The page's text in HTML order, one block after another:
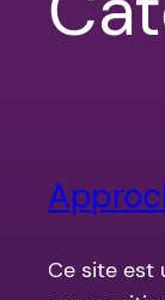
Ce site est